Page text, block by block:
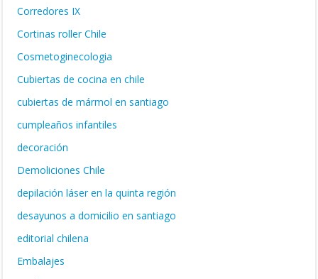
Corredores IX
Cortinas roller Chile
Cosmetoginecologia
Cubiertas de cocina en chile
cubiertas de mármol en santiago
cumpleaños infantiles
decoración
Demoliciones Chile
depilación láser en la quinta región
desayunos a domicilio en santiago
editorial chilena
Embalajes